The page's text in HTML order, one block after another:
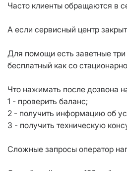
Часто клиенты обращаются в
А если сервисный центр
Для помощи есть заветные
бесплатный как со
Что нажимать после дозвона
1 - проверить баланс;
2 - получить информацию об
3 - получить техническую
Сложные запросы оператор